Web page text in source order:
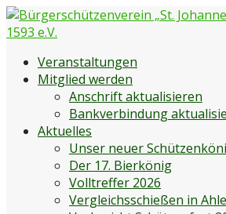
Zum
Inhalt
e.V.
Veranstaltungen
Mitglied werden
Anschrift aktualisieren
Bankverbindung
Aktuelles
Unser neuer
Der 17. Bierkönig
Volltreffer 2026
Vergleichsschießen in